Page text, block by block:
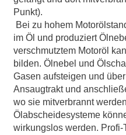
Punkt).
Bei zu hohem
im Öl und produziert
verschmutztem Motoröl
bilden. Ölnebel und
Gasen aufsteigen und
Ansaugtrakt und
wo sie mitverbrannt
Ölabscheidesysteme
wirkungslos werden.